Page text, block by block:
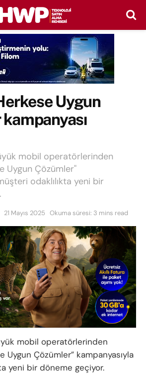
Uygun
mobil operatörlerinden
Uygun Çözümler"
odaklılıkta yeni bir
21 Mayıs 2025 Okuma süresi: 3 mins read
mobil operatörlerinden
Uygun Çözümler” kampanyasıyla
yeni bir döneme geçiyor.